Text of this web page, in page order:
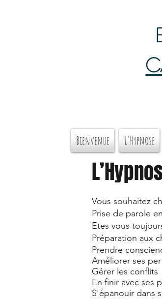
Bienvenue L'Hypnose
Vous souhaitez
Prise de parole
Etes vous
Préparation aux
Prendre
Améliorer ses
Gérer les conflits
En finir avec ses
S'épanouir dans